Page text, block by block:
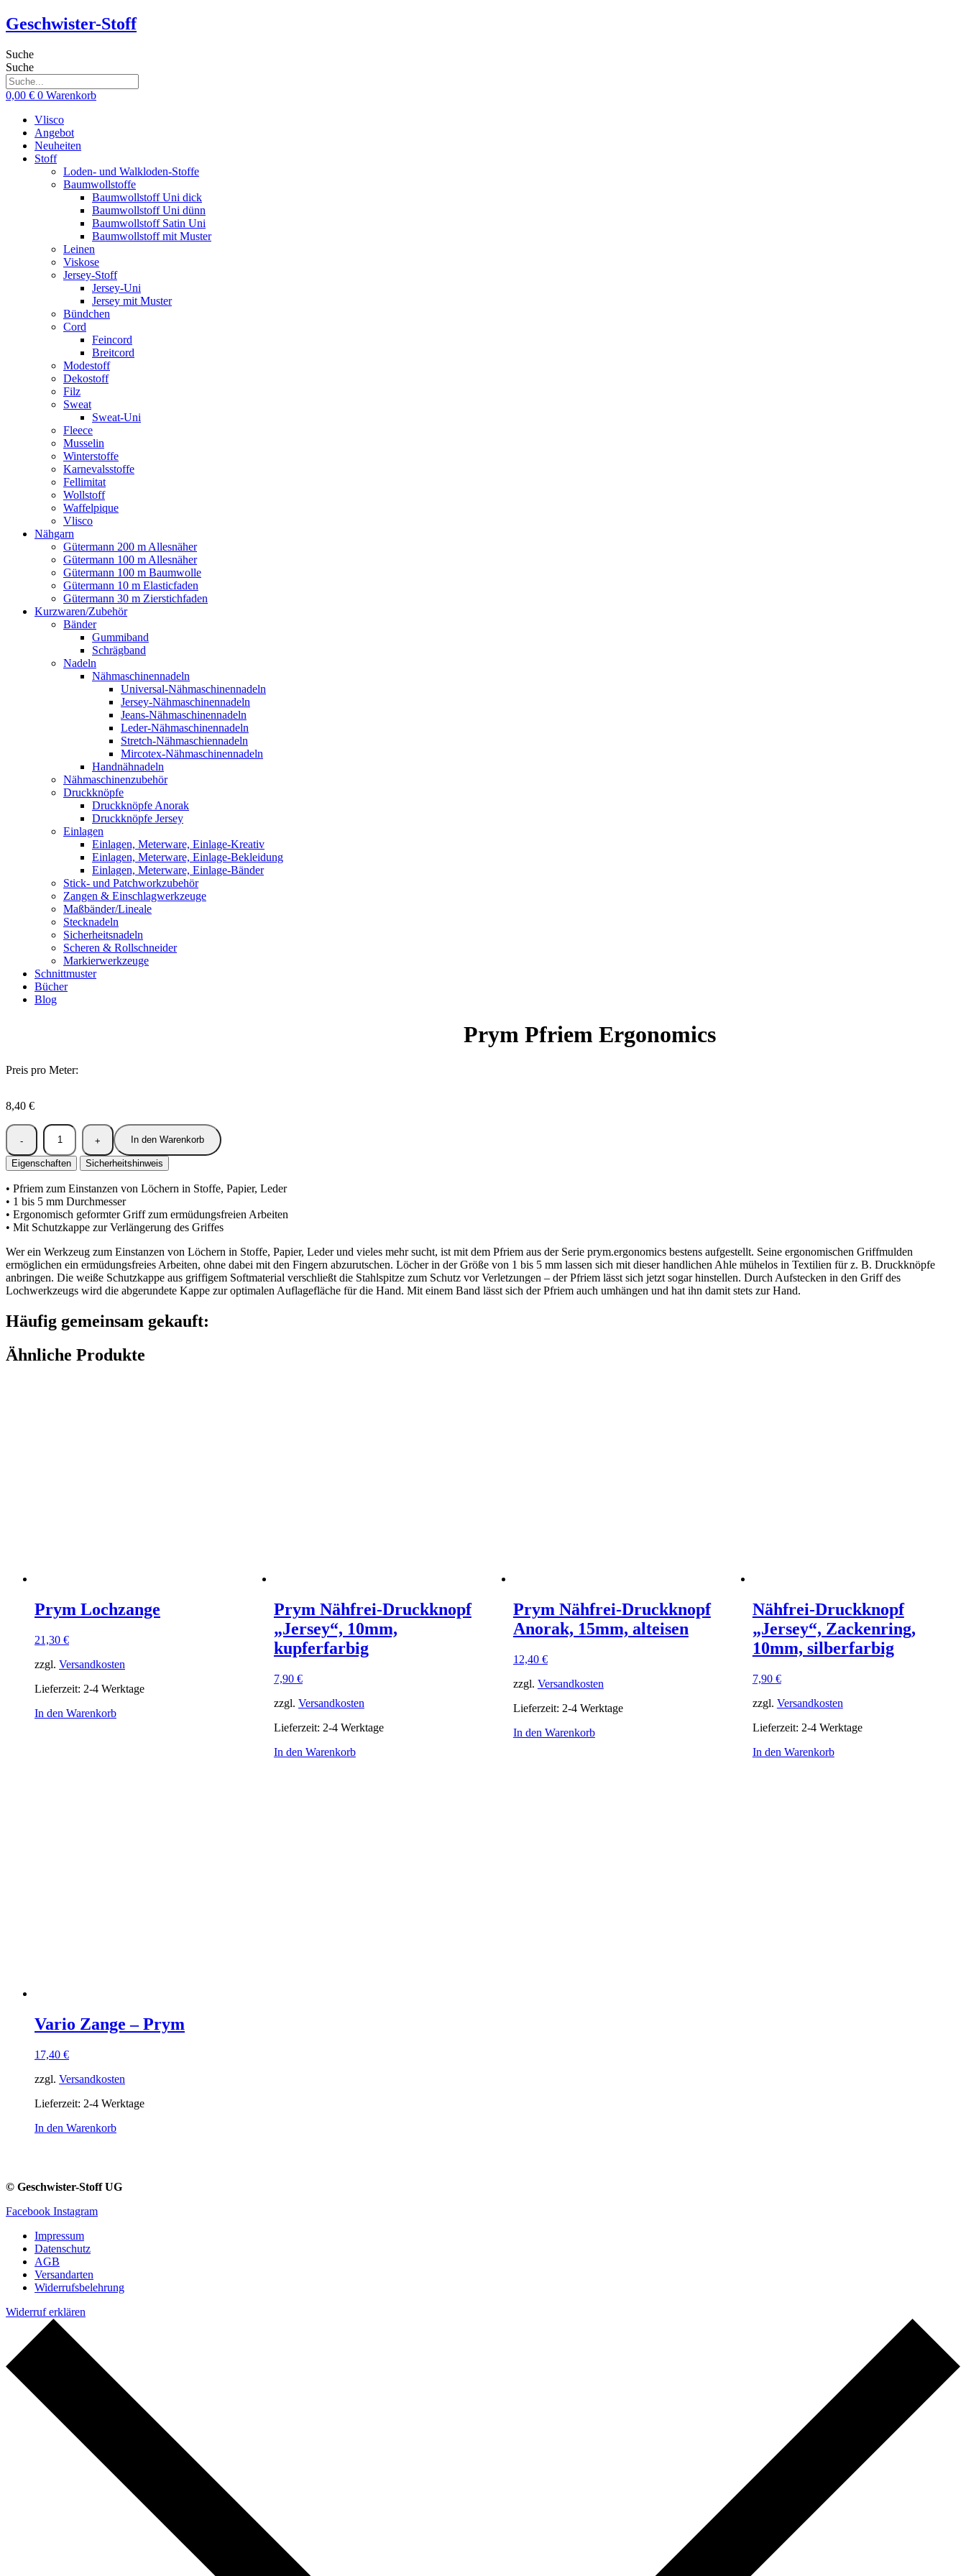
Zum
Inhalt
Geschwister-Stoff
Suche
Suche
0,00 € 0 Warenkorb
Vlisco
Angebot
Neuheiten
Stoff
Loden- und Walkloden-Stoffe
Baumwollstoffe
Baumwollstoff Uni dick
Baumwollstoff Uni dünn
Baumwollstoff Satin Uni
Baumwollstoff mit Muster
Leinen
Viskose
Jersey-Stoff
Jersey-Uni
Jersey mit Muster
Bündchen
Cord
Feincord
Breitcord
Modestoff
Dekostoff
Filz
Sweat
Sweat-Uni
Fleece
Musselin
Winterstoffe
Karnevalsstoffe
Fellimitat
Wollstoff
Waffelpique
Vlisco
Nähgarn
Gütermann 200 m Allesnäher
Gütermann 100 m Allesnäher
Gütermann 100 m Baumwolle
Gütermann 10 m Elasticfaden
Gütermann 30 m Zierstichfaden
Kurzwaren/Zubehör
Bänder
Gummiband
Schrägband
Nadeln
Nähmaschinennadeln
Universal-Nähmaschinennadeln
Jersey-Nähmaschinennadeln
Jeans-Nähmaschinennadeln
Leder-Nähmaschinennadeln
Stretch-Nähmaschiennadeln
Mircotex-Nähmaschinennadeln
Handnähnadeln
Nähmaschinenzubehör
Druckknöpfe
Druckknöpfe Anorak
Druckknöpfe Jersey
Einlagen
Einlagen, Meterware, Einlage-Kreativ
Einlagen, Meterware, Einlage-Bekleidung
Einlagen, Meterware, Einlage-Bänder
Stick- und Patchworkzubehör
Zangen & Einschlagwerkzeuge
Maßbänder/Lineale
Stecknadeln
Sicherheitsnadeln
Scheren & Rollschneider
Markierwerkzeuge
Schnittmuster
Bücher
Blog
Prym Pfriem Ergonomics
Preis pro Meter:
8,40 €
In den Warenkorb
Eigenschaften Sicherheitshinweis
• Pfriem zum Einstanzen von Löchern in Stoffe, Papier, Leder
• 1 bis 5 mm Durchmesser
• Ergonomisch geformter Griff zum ermüdungsfreien Arbeiten
• Mit Schutzkappe zur Verlängerung des Griffes
Wer ein Werkzeug zum Einstanzen von Löchern in Stoffe, Papier, Leder und vieles mehr sucht, ist mit dem Pfriem aus der Serie prym.ergonomics bestens aufgestellt. Seine ergonomischen Griffmulden
ermöglichen ein ermüdungsfreies Arbeiten, ohne dabei mit den Fingern abzurutschen. Löcher in der Größe von 1 bis 5 mm lassen sich mit dieser handlichen Ahle mühelos in Textilien für z. B. Druckknöpfe
anbringen. Die weiße Schutzkappe aus griffigem Softmaterial verschließt die Stahlspitze zum Schutz vor Verletzungen – der Pfriem lässt sich jetzt sogar hinstellen. Durch Aufstecken in den Griff des
Lochwerkzeugs wird die abgerundete Kappe zur optimalen Auflagefläche für die Hand. Mit einem Band lässt sich der Pfriem auch umhängen und hat ihn damit stets zur Hand.
Häufig gemeinsam gekauft:
Ähnliche Produkte
Prym Lochzange
21,30 €
zzgl. Versandkosten
Lieferzeit: 2-4 Werktage
In den Warenkorb
Prym Nähfrei-Druckknopf
„Jersey“, 10mm,
kupferfarbig
7,90 €
zzgl. Versandkosten
Lieferzeit: 2-4 Werktage
In den Warenkorb
Prym Nähfrei-Druckknopf
Anorak, 15mm, alteisen
12,40 €
zzgl. Versandkosten
Lieferzeit: 2-4 Werktage
In den Warenkorb
Nähfrei-Druckknopf
„Jersey“, Zackenring,
10mm, silberfarbig
7,90 €
zzgl. Versandkosten
Lieferzeit: 2-4 Werktage
In den Warenkorb
Vario Zange – Prym
17,40 €
zzgl. Versandkosten
Lieferzeit: 2-4 Werktage
In den Warenkorb
© Geschwister-Stoff UG
Facebook Instagram
Impressum
Datenschutz
AGB
Versandarten
Widerrufsbelehrung
Widerruf erklären